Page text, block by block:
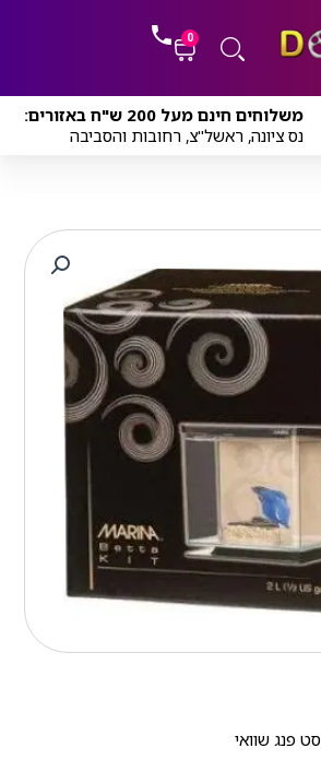
0
עגלת
קניות
משלוחים חינם מעל 200 ש"ח באזורים:
נס ציונה, ראשל"צ, רחובות והסביבה
סט פנג שוואי